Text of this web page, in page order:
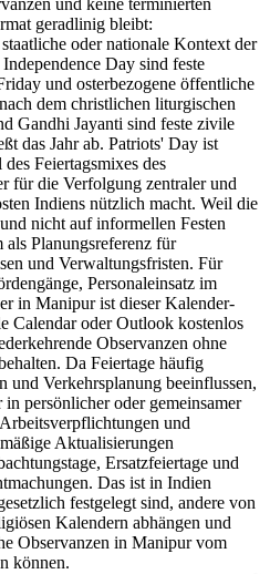
und keine terminierten
geradlinig bleibt:
oder nationale Kontext der
Day sind feste
und osterbezogene öffentliche
dem christlichen liturgischen
Gandhi Jayanti sind feste zivile
das Jahr ab. Patriots' Day ist
Feiertagsmixes des
für die Verfolgung zentraler und
Indiens nützlich macht. Weil die
nicht auf informellen Festen
Planungsreferenz für
und Verwaltungsfristen. Für
Personaleinsatz im
in Manipur ist dieser Kalender-
Calendar oder Outlook kostenlos
Observanzen ohne
Da Feiertage häufig
und Verkehrsplanung beeinflussen,
persönlicher oder gemeinsamer
und
Aktualisierungen
Ersatzfeiertage und
Das ist in Indien
festgelegt sind, andere von
Kalendern abhängen und
Observanzen in Manipur vom
können.